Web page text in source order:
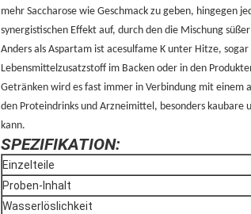
mehr Saccharose wie Geschmack zu geben, hingegen
synergistischen Effekt auf, durch den die Mischung
Anders als Aspartam ist acesulfame K unter Hitze,
Lebensmittelzusatzstoff im Backen oder in den
Getränken wird es fast immer in Verbindung mit einem
den Proteindrinks und Arzneimittel, besonders
kann.
SPEZIFIKATION:
Einzelteile
Proben-Inhalt
Wasserlöslichkeit